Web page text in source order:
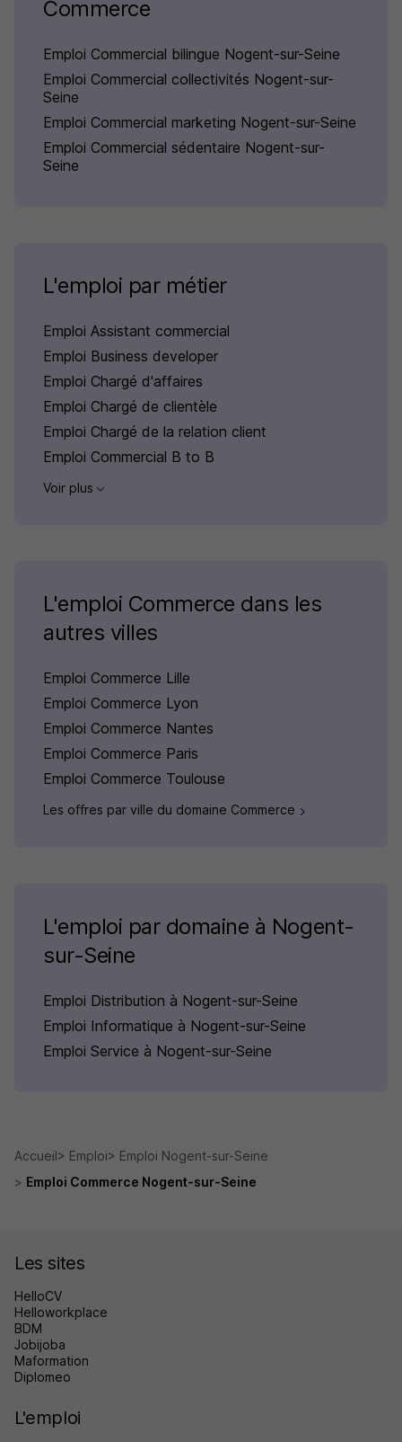
Commerce
Emploi Commercial bilingue Nogent-sur-Seine
Emploi Commercial collectivités Nogent-sur-
Seine
Emploi Commercial marketing Nogent-sur-Seine
Emploi Commercial sédentaire Nogent-sur-
Seine
L'emploi par métier
Emploi Assistant commercial
Emploi Business developer
Emploi Chargé d'affaires
Emploi Chargé de clientèle
Emploi Chargé de la relation client
Emploi Commercial B to B
Voir plus
L'emploi Commerce dans les
autres villes
Emploi Commerce Lille
Emploi Commerce Lyon
Emploi Commerce Nantes
Emploi Commerce Paris
Emploi Commerce Toulouse
Les offres par ville du domaine Commerce
L'emploi par domaine à Nogent-
sur-Seine
Emploi Distribution à Nogent-sur-Seine
Emploi Informatique à Nogent-sur-Seine
Emploi Service à Nogent-sur-Seine
Accueil Emploi
Emploi Nogent-sur-Seine
Emploi Commerce Nogent-sur-Seine
Les sites
HelloCV
Helloworkplace
BDM
Jobijoba
Maformation
Diplomeo
L'emploi